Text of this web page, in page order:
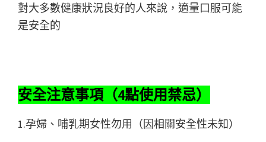
對大多數健康狀況良好的人來說，適量口服可能
是安全的
安全注意事項（4點使用禁忌）
1.孕婦、哺乳期女性勿用（因相關安全性未知）